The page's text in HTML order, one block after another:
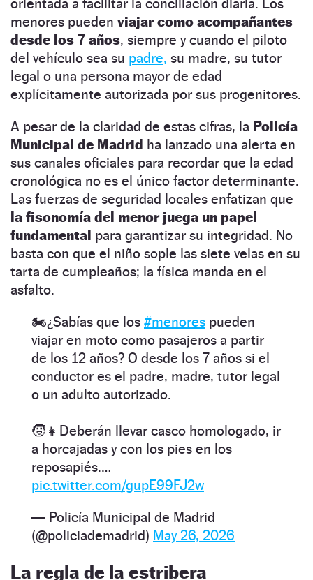
orientada a facilitar la conciliación diaria. Los
menores pueden viajar como acompañantes
desde los 7 años, siempre y cuando el piloto
del vehículo sea su padre, su madre, su tutor
legal o una persona mayor de edad
explícitamente autorizada por sus progenitores.
A pesar de la claridad de estas cifras, la Policía
Municipal de Madrid ha lanzado una alerta en
sus canales oficiales para recordar que la edad
cronológica no es el único factor determinante.
Las fuerzas de seguridad locales enfatizan que
la fisonomía del menor juega un papel
fundamental para garantizar su integridad. No
basta con que el niño sople las siete velas en su
tarta de cumpleaños; la física manda en el
asfalto.
🏍️¿Sabías que los #menores pueden
viajar en moto como pasajeros a partir
de los 12 años? O desde los 7 años si el
conductor es el padre, madre, tutor legal
o un adulto autorizado.
🧒👧Deberán llevar casco homologado, ir
a horcajadas y con los pies en los
reposapiés.…
pic.twitter.com/gupE99FJ2w
— Policía Municipal de Madrid
(@policiademadrid) May 26, 2026
La regla de la estribera